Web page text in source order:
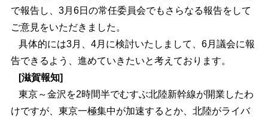
で報告し、3月6日の常任委員会でもさらなる報告をして
ご意見をいただきました。
具体的には3月、4月に検討いたしまして、6月議会に報
告できるよう、進めていきたいと考えております。
[滋賀報知]
東京～金沢を2時間半でむすぶ北陸新幹線が開業したわ
けですが、東京一極集中が加速するとか、北陸がライバ